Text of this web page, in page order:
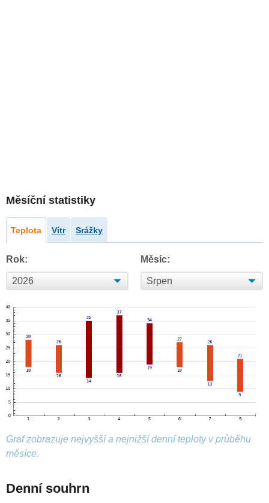
Měsíční statistiky
Teplota Vítr Srážky
Rok: Měsíc:
Graf zobrazuje nejvyšší a nejnižší denní teploty v průběhu
měsíce.
Denní souhrn